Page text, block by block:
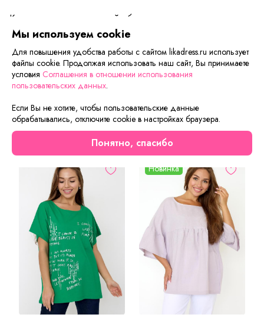
Как приятно после ванной обернуться легким халатом,
который впитает остатки влаги и подарит ощущения
комфорта. Модель выполнена из вафельного полотна.
Халат представлен на сайте в нескольких цветовых
решениях – насыщенно бирюзовом, голубом и розовом.
Модель «на запах», с поясом. Для обеспечения
Сейчас на сайте смотрят
Новинка
Мы используем cookie
Для повышения удобства работы с сайтом likadress.ru использует
файлы cookie. Продолжая использовать наш сайт, Вы принимаете
условия Соглашения в отношении использования
пользовательских данных.
Если Вы не хотите, чтобы пользовательские данные
обрабатывались, отключите cookie в настройках браузера.
Понятно, спасибо